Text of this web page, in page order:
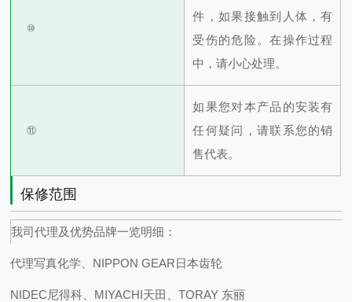
⑩
件，如果接触到人体，有
受伤的危险。在操作过程
中，请小心处理。
⑪
如果您对本产品的安装有
任何疑问，请联系您的销
售代表。
保修范围
我司代理及优势品牌一览明细：
代理写真化学、NIPPON GEAR日本齿轮
NIDEC尼得科、MIYACHI天田、TORAY 东丽